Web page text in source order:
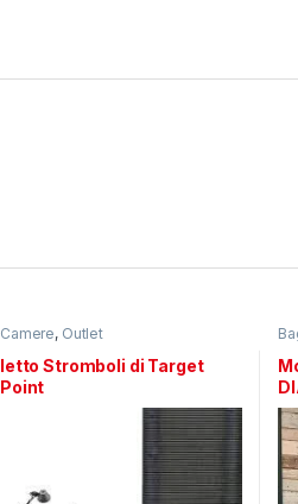
Camere, Outlet
letto Stromboli di Target
Point